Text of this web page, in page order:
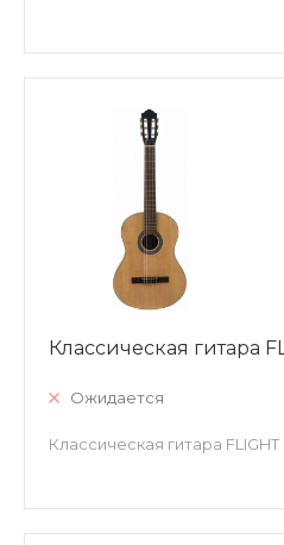
Классическая гитара
Ожидается
Классическая гитара FLIGHT